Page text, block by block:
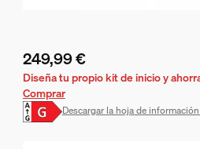
El precio actual es 249,99 €
249,99 €
Diseña tu propio kit de inicio y
Comprar
Descargar la hoja de